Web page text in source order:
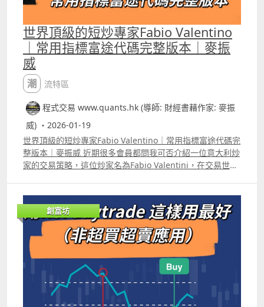
世界頂級的短炒專家Fabio Valentino
｜常用指標富途代碼完整版本｜麥振
威
潮流特區
程式交易 www.quants.hk (導師: 財經書藉作家: 麥振
威) ・2026-01-19
世界頂級的短炒專家Fabio Valentino｜常用指標富途代碼完
整版本｜麥振威 近期很多會員都問我可否介紹一位意大利炒
家的交易策略，這位炒家名為Fabio Valentini，在交易世界
Robins World Cup交易錦標賽中，四次入圍了頂級交易員
的排名。 最重要的是，他運用的不是選股後Buy and Hold
等方法，他設計了幾套交易策略，全都是用作超短線短炒。
他習慣運用一個名為Cumulative Volume DeltaCVD的指
標，採用背馳走勢當作入市訊號之一。這個指標的富途版
本，留言區中有完整的代碼。另Patreon 及YouTube高級會
員版本，會有CVD背馳訊號的「卡片」代碼，大家可以在富
途的量化交易平台中應用，當作交易策略的一部份，在富途
量化交易平台backtest及autotrade。
創富坊